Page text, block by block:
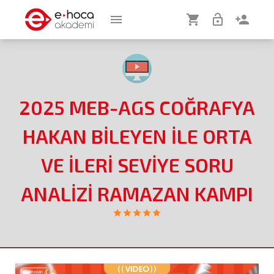
menu shopping_cart lock_open person_add
2025 MEB-AGS COĞRAFYA
HAKAN BİLEYEN İLE ORTA
VE İLERİ SEVİYE SORU
ANALİZİ RAMAZAN KAMPI
starstarstarstarstar